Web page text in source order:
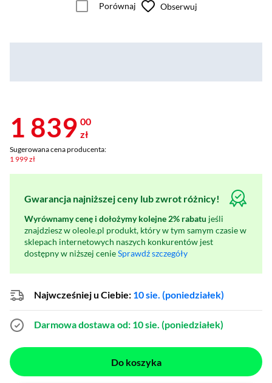
Porównaj Obserwuj
1 839 00
zł
Sugerowana cena producenta:
1 999 zł
Gwarancja najniższej ceny lub zwrot różnicy!
Wyrównamy cenę i dołożymy kolejne 2% rabatu jeśli
znajdziesz w oleole.pl produkt, który w tym samym czasie w
sklepach internetowych naszych konkurentów jest
dostępny w niższej cenieSprawdź szczegóły
Najwcześniej u Ciebie: 10 sie. (poniedziałek)
Darmowa dostawa od: 10 sie. (poniedziałek)
Do koszyka